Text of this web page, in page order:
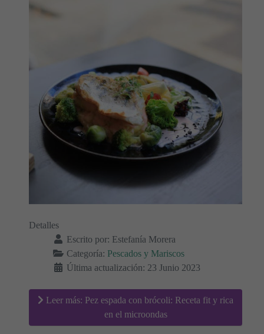
Detalles
Escrito por: Estefanía Morera
Categoría: Pescados y Mariscos
Última actualización: 23 Junio 2023
Leer más: Pez espada con brócoli: Receta fit y rica
en el microondas